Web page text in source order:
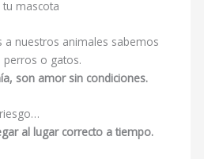
mascota
a nuestros animales sabemos
o gatos.
son amor sin condiciones.
al lugar correcto a tiempo.